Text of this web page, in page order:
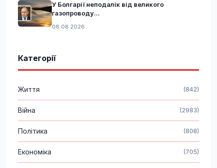
У Болгарії неподалік від великого
газопроводу...
08.08.2026
Категорії
Життя (842)
Війна (2983)
Політика (808)
Економіка (705)